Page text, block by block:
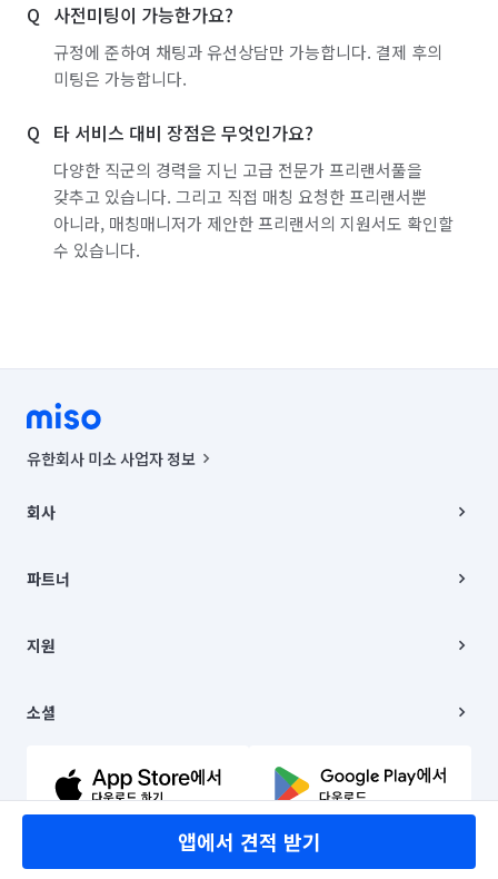
사전미팅이 가능한가요?
규정에 준하여 채팅과 유선상담만 가능합니다. 결제 후의
미팅은 가능합니다.
타 서비스 대비 장점은 무엇인가요?
다양한 직군의 경력을 지닌 고급 전문가 프리랜서풀을
갖추고 있습니다. 그리고 직접 매칭 요청한 프리랜서뿐
아니라, 매칭매니저가 제안한 프리랜서의 지원서도 확인할
수 있습니다.
앱에서 견적 받기
유한회사 미소 사업자 정보
00019 |
주소 | 본사: 서울특별시 종로구 율곡로 6(중학동, 트윈트리빌딩) B동 5층
컨택센터 : 서울특별시 종로구 수송동 율곡로 24, 7층, 8층 미소
상품, 상품정보, 거래에 관한 의무와 책임은 거래당사자에게 있습니다.
언론 보도 관련 문의:
© 유한회사 미소. Miso, Inc. All Rights Reserved.
회사
채용
파트너
이사
지원
이용약관
문의하기
소셜
유튜브